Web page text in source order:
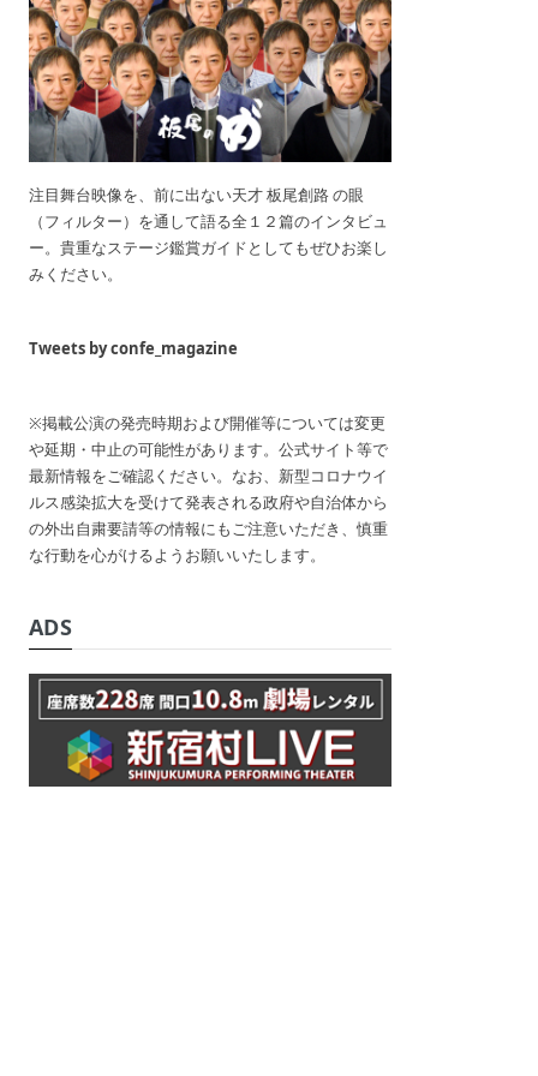
注目舞台映像を、前に出ない天才 板尾創路 の眼
（フィルター）を通して語る全１２篇のインタビュ
ー。貴重なステージ鑑賞ガイドとしてもぜひお楽し
みください。
Tweets by confe_magazine
※掲載公演の発売時期および開催等については変更
や延期・中止の可能性があります。公式サイト等で
最新情報をご確認ください。なお、新型コロナウイ
ルス感染拡大を受けて発表される政府や自治体から
の外出自粛要請等の情報にもご注意いただき、慎重
な行動を心がけるようお願いいたします。
ADS